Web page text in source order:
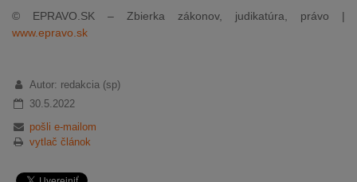
© EPRAVO.SK – Zbierka zákonov, judikatúra, právo |
www.epravo.sk
Autor: redakcia (sp)
30.5.2022
pošli e-mailom
vytlač článok